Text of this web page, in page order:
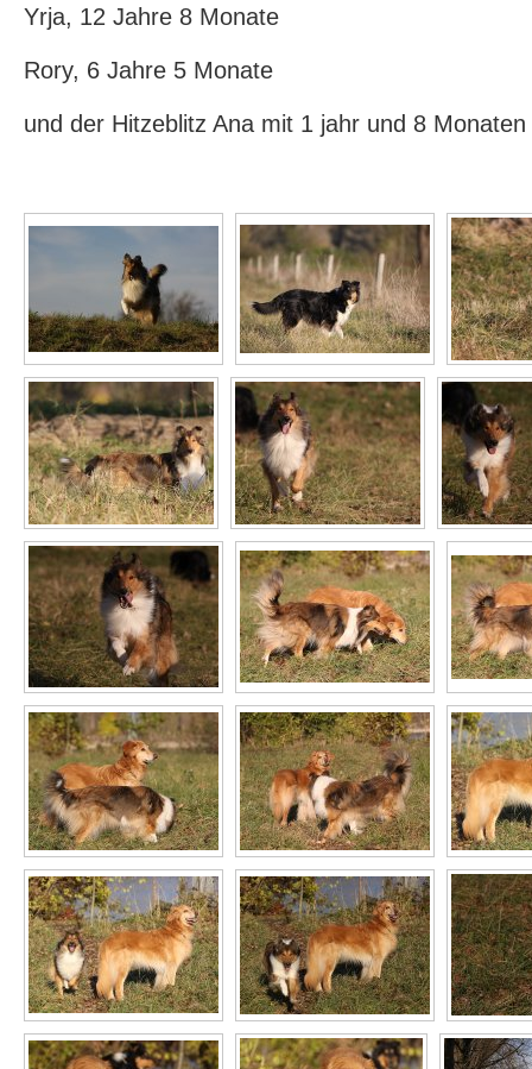
Yrja, 12 Jahre 8 Monate
Rory, 6 Jahre 5 Monate
und der Hitzeblitz Ana mit 1 jahr und 8 Monaten